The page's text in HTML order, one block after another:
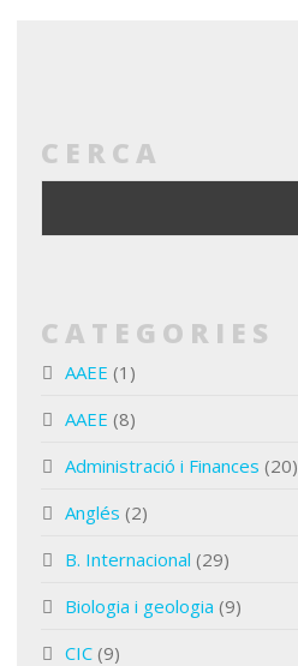
CERCA
CATEGORIES
AAEE (1)
AAEE (8)
Administració i Finances (20)
Anglés (2)
B. Internacional (29)
Biologia i geologia (9)
CIC (9)